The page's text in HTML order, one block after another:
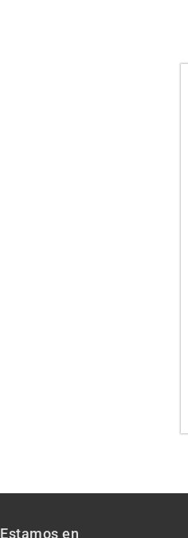
Estamos en